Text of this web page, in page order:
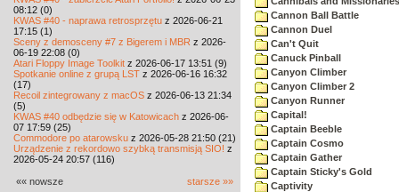
08:12 (0)
KWAS #40 - naprawa retrosprzętu z 2026-06-21
17:15 (1)
Sceny z demosceny #7 z Bigerem i MBR z 2026-
06-19 22:08 (0)
Atari Floppy Image Toolkit z 2026-06-17 13:51 (9)
Spotkanie online z grupą LST z 2026-06-16 16:32
(17)
Recoil zintegrowany z macOS z 2026-06-13 21:34
(5)
KWAS #40 odbędzie się w Katowicach z 2026-06-
07 17:59 (25)
Commodore po atarowsku z 2026-05-28 21:50 (21)
Urządzenie z rekordowo szybką transmisją SIO! z
2026-05-24 20:57 (116)
«« nowsze starsze »»
Cannon Ball Battle
Cannon Duel
Can't Quit
Canuck Pinball
Canyon Climber
Canyon Climber 2
Canyon Runner
Capital!
Captain Beeble
Captain Cosmo
Captain Gather
Captain Sticky's Gold
Captivity